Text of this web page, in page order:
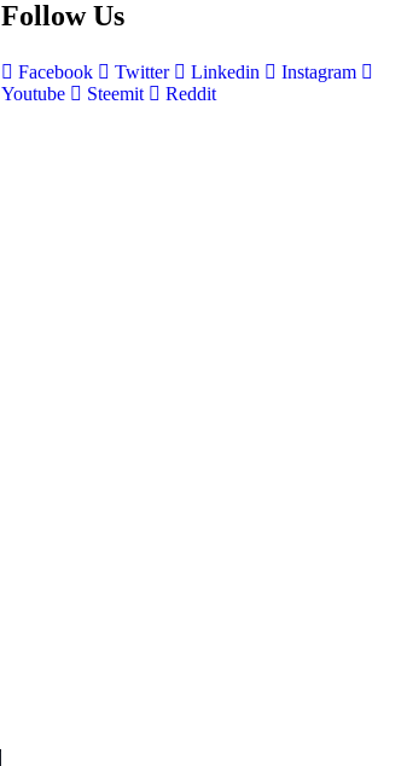
Follow Us
Facebook Twitter Linkedin
Instagram
Youtube
Steemit Reddit